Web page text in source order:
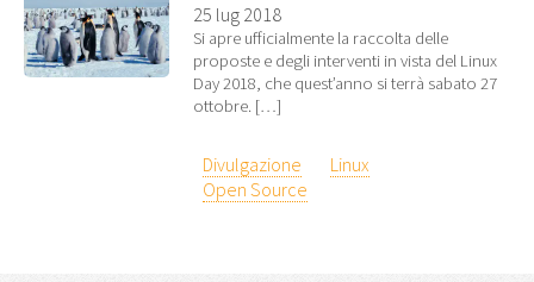
25 lug 2018
Si apre ufficialmente la raccolta delle
proposte e degli interventi in vista del Linux
Day 2018, che quest’anno si terrà sabato 27
ottobre. […]
Divulgazione
Linux
Open Source